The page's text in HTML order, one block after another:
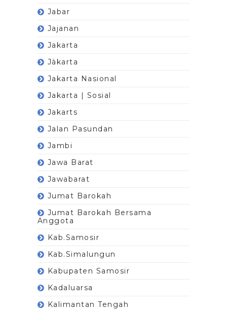
Jabar
Jajanan
Jakarta
Jàkarta
Jakarta Nasional
Jakarta | Sosial
Jakarts
Jalan Pasundan
Jambi
Jawa Barat
Jawabarat
Jumat Barokah
Jumat Barokah Bersama
Anggota
Kab.Samosir
Kab.Simalungun
Kabupaten Samosir
Kadaluarsa
Kalimantan Tengah